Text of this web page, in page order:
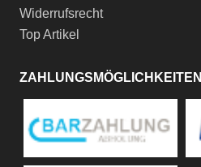
Widerrufsrecht
Top Artikel
ZAHLUNGSMÖGLICHKEITEN